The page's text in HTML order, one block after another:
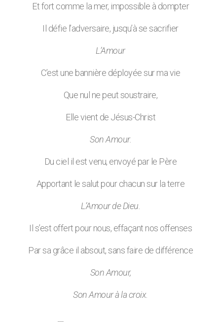
Et fort comme la mer, impossible à dompter
Il défie l’adversaire, jusqu’à se sacrifier
L’Amour
C’est une bannière déployée sur ma vie
Que nul ne peut soustraire,
Elle vient de Jésus-Christ
Son Amour.
Du ciel il est venu, envoyé par le Père
Apportant le salut pour chacun sur la terre
L’Amour de Dieu.
Il s’est offert pour nous, effaçant nos offenses
Par sa grâce il absout, sans faire de différence
Son Amour,
Son Amour à la croix.